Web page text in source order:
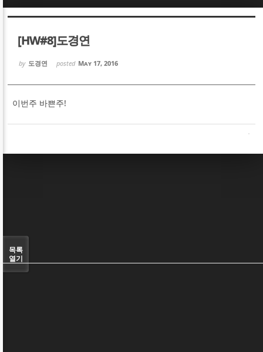
[HW#8]도경연
by 도경연 posted May 17, 2016
이번주 바쁜주!
목록
열기
Sketchbook5, 스케치북5
Sketchbook5, 스케치북5
Sketchbook5, 스케치북5
Sketchbook5, 스케치북5